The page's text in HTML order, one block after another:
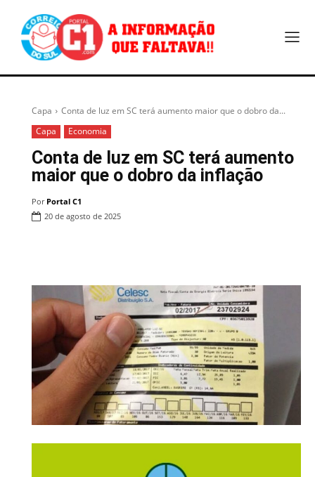
Capa
Conta de luz em SC terá aumento maior que o dobro da...
Capa
Economia
Conta de luz em SC terá aumento
maior que o dobro da inflação
Por Portal C1
20 de agosto de 2025